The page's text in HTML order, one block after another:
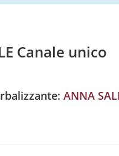
Canale unico
ANNA